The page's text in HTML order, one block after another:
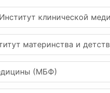
клинической
материнства и
(МБФ)